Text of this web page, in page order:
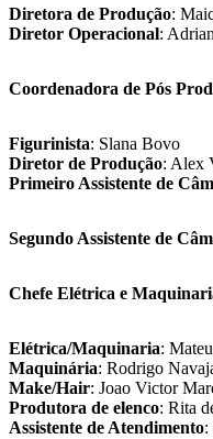
Diretora de Produção:
Diretor Operacional:
Coordenadora de Pós
Figurinista: Slana Bovo
Diretor de Produção: Alex
Primeiro Assistente de
Segundo Assistente de
Chefe Elétrica e
Elétrica/Maquinaria:
Maquinária: Rodrigo
Make/Hair: Joao Victor
Produtora de elenco: Rita
Assistente de Atendimento: